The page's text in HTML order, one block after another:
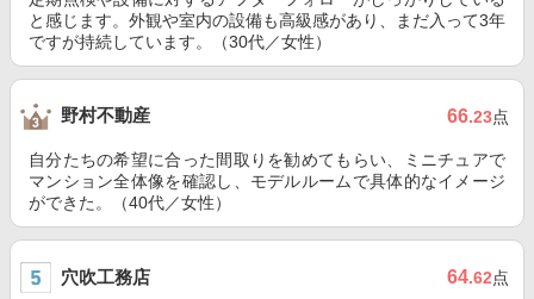
と感じます。外観や室内の設備も高級感があり、まだ入って3年
ですが持続しています。（30代／女性）
野村不動産 66.23点
自分たちの希望に合った間取りを勧めてもらい、ミニチュアで
マンション全体像を確認し、モデルルームで具体的なイメージ
ができた。（40代／女性）
穴吹工務店 64.62点